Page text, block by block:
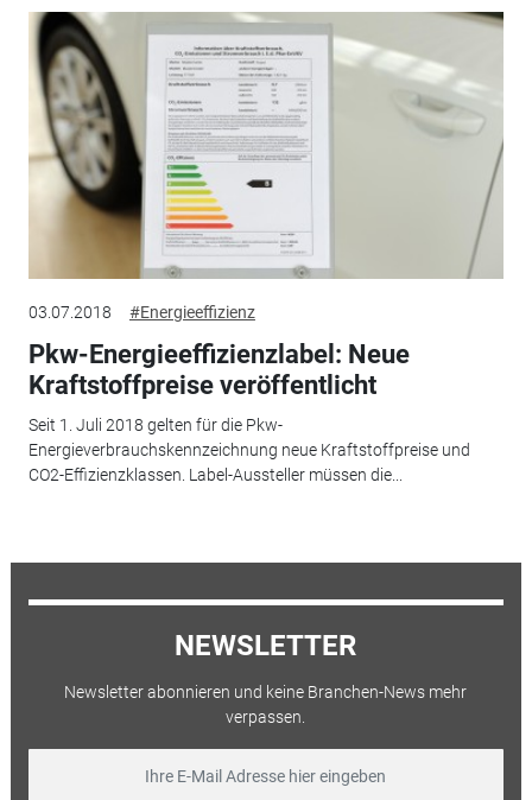
03.07.2018 #Energieeffizienz
Pkw-Energieeffizienzlabel: Neue
Kraftstoffpreise veröffentlicht
Seit 1. Juli 2018 gelten für die Pkw-
Energieverbrauchskennzeichnung neue Kraftstoffpreise und
CO2-Effizienzklassen. Label-Aussteller müssen die...
NEWSLETTER
Newsletter abonnieren und keine Branchen-News mehr
verpassen.